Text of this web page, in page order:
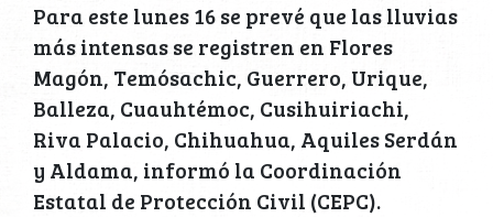
Para este lunes 16 se prevé que las lluvias
más intensas se registren en Flores
Magón, Temósachic, Guerrero, Urique,
Balleza, Cuauhtémoc, Cusihuiriachi,
Riva Palacio, Chihuahua, Aquiles Serdán
y Aldama, informó la Coordinación
Estatal de Protección Civil (CEPC).